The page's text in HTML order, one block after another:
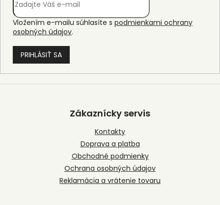
Vložením e-mailu súhlasíte s podmienkami ochrany
osobných údajov.
PRIHLÁSIŤ SA
Z
Zákaznícky servis
Kontakty
Doprava a platba
Obchodné podmienky
Ochrana osobných údajov
Reklamácia a vrátenie tovaru